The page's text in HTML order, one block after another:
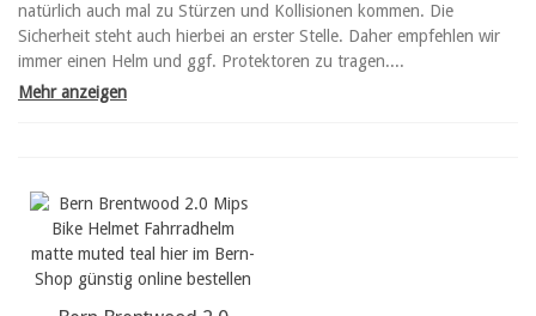
natürlich auch mal zu Stürzen und Kollisionen kommen. Die
Sicherheit steht auch hierbei an erster Stelle. Daher empfehlen wir
immer einen Helm und ggf. Protektoren zu tragen....
Mehr anzeigen